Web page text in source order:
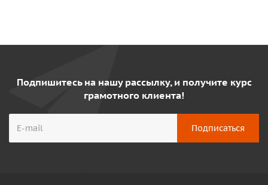
Подпишитесь на нашу рассылку, и получите курс
грамотного клиента!